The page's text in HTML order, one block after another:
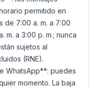
permitido en
de 7:00 a. m. a 7:00
m. a 3:00 p. m.; nunca
sujetos al
(RNE).
WhatsApp**: puedes
momento. La baja